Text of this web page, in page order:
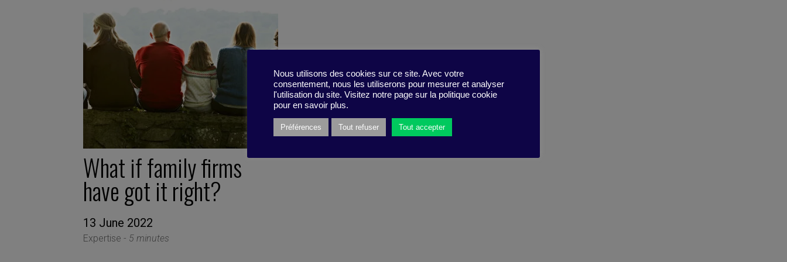
What if family firms
have got it right?
13 June 2022
Expertise - 5 minutes
Nous utilisons des cookies sur ce site. Avec votre
consentement, nous les utiliserons pour mesurer et analyser
l'utilisation du site. Visitez notre page sur la politique cookie
pour en savoir plus.
Préférences Tout refuser Tout accepter